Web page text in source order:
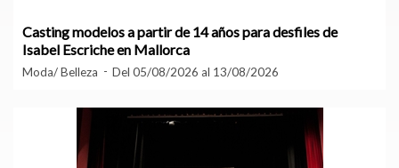
Casting modelos a partir de 14 años para desfiles de
Isabel Escriche en Mallorca
Moda/ Belleza Del 05/08/2026 al 13/08/2026